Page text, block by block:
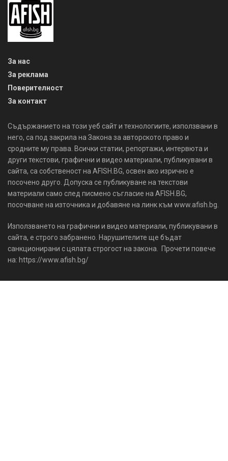
За нас
За реклама
Поверителност
За контакт
Съдържанието на този уеб сайт и технологиите, използвани в
него, са под закрила на Закона за авторското право и
сродните му права. Всички статии, репортажи, интервюта и
други текстови, графични и видео материали, публикувани в
сайта, са собственост на AFISH.BG, освен ако изрично е
посочено друго. Допуска се публикуване на текстови
материали само след писмено съгласие на AFISH.BG,
посочване на източника и добавяне на линк към www.afish.bg.
Използването на графични и видео материали, публикувани в
сайта, е строго забранено. Нарушителите ще бъдат
санкционирани с цялата строгост на закона. Прочети повече
на: https://www.afish.bg/